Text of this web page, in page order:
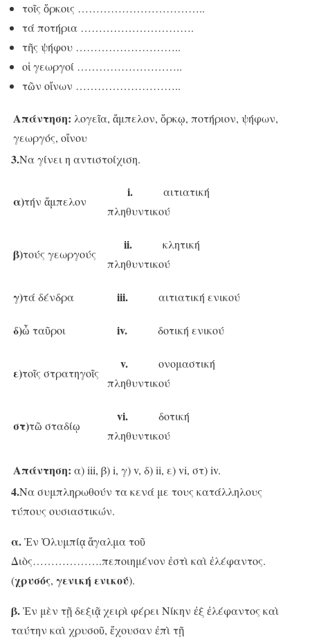
τοῖς ὅρκοις ……………………………..
τά ποτήρια ………………………….
τῆς ψήφου ………………………..
οἱ γεωργοί ………………………..
τῶν οἴνων ………………………..
Απάντηση: λογεῖα, ἄμπελον, ὅρκῳ, ποτήριον, ψήφων,
γεωργός, οἴνου
3.Να γίνει η αντιστοίχιση.
α)τήν ἄμπελον
i. αιτιατική
πληθυντικού
β)τούς γεωργούς
ii. κλητική
πληθυντικού
γ)τά δένδρα iii. αιτιατική ενικού
δ)ὦ ταῦροι iv. δοτική ενικού
ε)τοῖς στρατηγοῖς
v. ονομαστική
πληθυντικού
στ)τῶ σταδίῳ
vi. δοτική
πληθυντικού
Απάντηση: α) iii, β) i, γ) v, δ) ii, ε) vi, στ) iv.
4.Να συμπληρωθούν τα κενά με τους κατάλληλους
τύπους ουσιαστικών.
α.Ἐν Ὀλυμπίᾳ ἄγαλμα τοῦ
Διὸς……………….πεποιημένον ἐστὶ καὶ ἐλέφαντος.
(χρυσός, γενική ενικού).
β.Ἐν μὲν τῇ δεξιᾷ χειρὶ φέρει Νίκην ἐξ ἐλέφαντος καὶ
ταύτην καὶ χρυσοῦ, ἔχουσαν ἐπὶ τῇ